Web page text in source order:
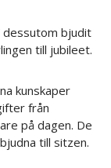
dessutom bjudit
till jubileet.
kunskaper
från
på dagen. De
till sitzen.